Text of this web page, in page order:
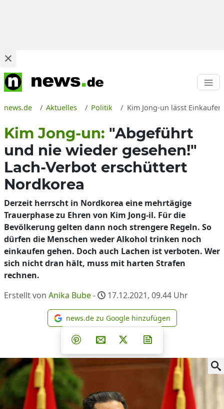
news.de Aktuelles Politik Kim Jong-un lässt
Kim Jong-un: "Abgeführt
und nie wieder gesehen!"
Lach-Verbot erschüttert
Nordkorea
Derzeit herrscht in Nordkorea eine mehrtägige
Trauerphase zu Ehren von Kim Jong-il. Für die
Bevölkerung gelten dann noch strengere Regeln. So
dürfen die Menschen weder Alkohol trinken noch
einkaufen gehen. Doch auch Lachen ist verboten. Wer
sich nicht dran hält, muss mit harten Strafen
rechnen.
Erstellt von Anika Bube- 17.12.2021, 09.44 Uhr
news.de zu Google
news.de zu Google hinzufügen
Teilen auf Facebook
Teilen auf Whatsapp
Teilen auf Telegram
Teilen auf Pinterest
Per E-Mail teilen
Post auf X